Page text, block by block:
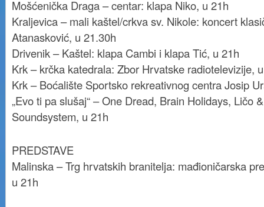
Mošćenička Draga – centar: klapa Niko, u 21h
Kraljevica – mali kaštel/crkva sv. Nikole: koncert
Atanasković, u 21.30h
Drivenik – Kaštel: klapa Cambi i klapa Tić, u 21h
Krk – krčka katedrala: Zbor Hrvatske radiotelevizije,
Krk – Boćalište Sportsko rekreativnog centra Josip
„Evo ti pa slušaj“ – One Dread, Brain Holidays, Ličo
Soundsystem, u 21h
PREDSTAVE
Malinska – Trg hrvatskih branitelja: mađioničarska
u 21h